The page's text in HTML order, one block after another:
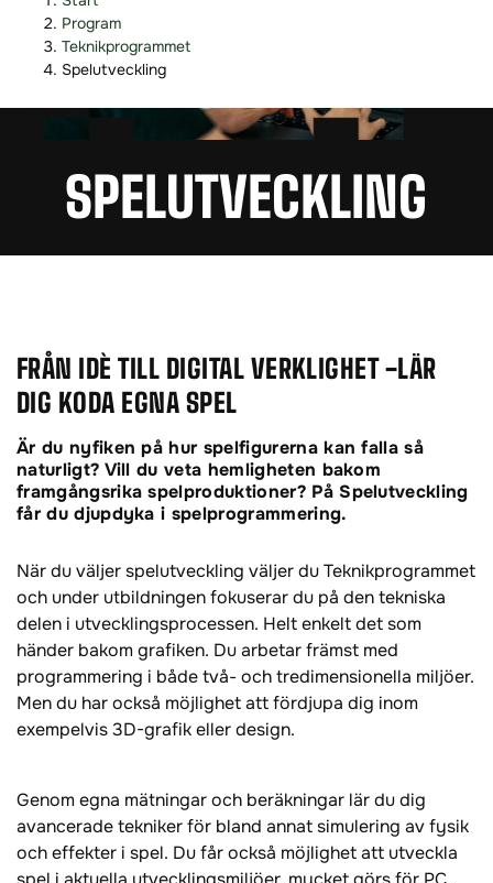
n
i
Program
Teknikprogrammet
Spelutveckling
SPEL­UTVECKLING
FRÅN IDÈ TILL DIGITAL VERKLIGHET -LÄR
DIG KODA EGNA SPEL
Är du nyfiken på hur spelfigurerna kan falla så
naturligt? Vill du veta hemligheten bakom
framgångsrika spelproduktioner? På Spelutveckling
får du djupdyka i spelprogrammering.
När du väljer spelutveckling väljer du Teknikprogrammet
och under utbildningen fokuserar du på den tekniska
delen i utvecklingsprocessen. Helt enkelt det som
händer bakom grafiken. Du arbetar främst med
programmering i både två- och tredimensionella miljöer.
Men du har också möjlighet att fördjupa dig inom
exempelvis 3D-grafik eller design.
Genom egna mätningar och beräkningar lär du dig
avancerade tekniker för bland annat simulering av fysik
och effekter i spel. Du får också möjlighet att utveckla